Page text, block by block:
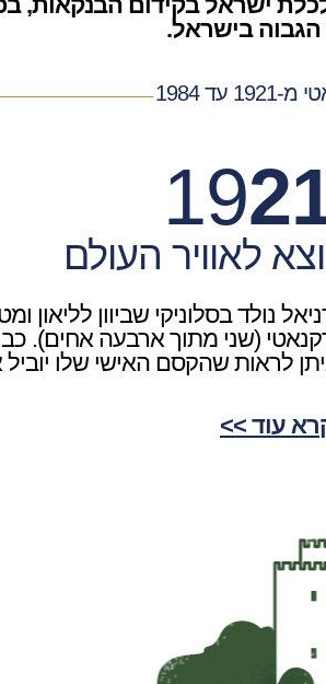
הגבוה בישראל.
1984
19
לאוויר העולם
נולד בסלוניקי שביוון לליאון
(שני מתוך ארבעה אחים).
לראות שהקסם האישי שלו יוביל
עוד >>